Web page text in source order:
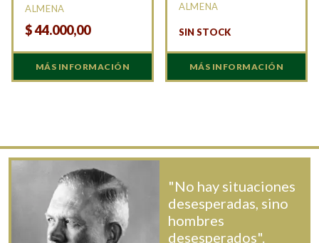
ALMENA
$44.000,00
MÁS INFORMACIÓN
ALMENA
SIN STOCK
MÁS INFORMACIÓN
"No hay situaciones
desesperadas, sino
hombres
desesperados".